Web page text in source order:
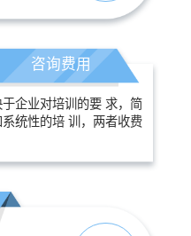
咨询费用
企业对培训的要 求，简
统性的培 训，两者收费